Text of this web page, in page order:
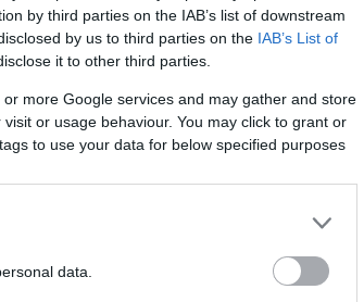
by third parties on the IAB’s list of downstream
by us to third parties on the IAB’s List of
it to other third parties.
more Google services and may gather and store
or usage behaviour. You may click to grant or
to use your data for below specified purposes
data.
εδώ… 5
watch?v=sklCcgY1pRw]
την εκτόξευση του νέου
που τον δείχνει!
στην Τουρκία ανεξάρτητη δυνατότητα
στο επόμενο τεύχος μας (Ιανουαρίου)